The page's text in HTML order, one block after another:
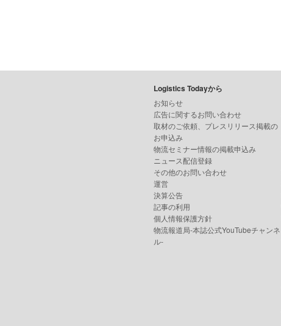
Logistics Todayから
お知らせ
広告に関するお問い合わせ
取材のご依頼、プレスリリース掲載の
お申込み
物流セミナー情報の掲載申込み
ニュース配信登録
その他のお問い合わせ
運営
決算公告
記事の利用
個人情報保護方針
物流報道局-本誌公式YouTubeチャンネ
ル-